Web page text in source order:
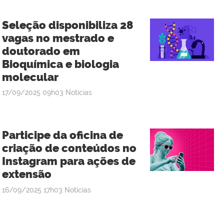
Seleção disponibiliza 28
vagas no mestrado e
doutorado em
Bioquímica e biologia
molecular
publicado
17/09/2025 09h03 Notícias
Participe da oficina de
criação de conteúdos no
Instagram para ações de
extensão
publicado
16/09/2025 17h03 Notícias